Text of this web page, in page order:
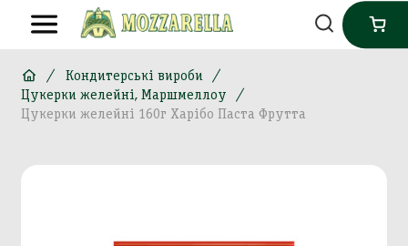
Кондитерські вироби
Цукерки желейні, Маршмеллоу
Цукерки желейні 160г Харібо Паста Фрутта